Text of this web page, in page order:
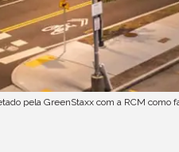
pela GreenStaxx com a RCM como